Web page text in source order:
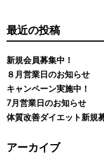
最近の投稿
新規会員募集中！
８月営業日のお知らせ
キャンペーン実施中！
7月営業日のお知らせ
体質改善ダイエット新規
アーカイブ